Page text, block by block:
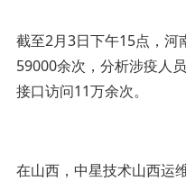
截至2月3日下午15点，河
59000余次，分析涉疫人
接口访问11万余次。
在山西，中星技术山西运